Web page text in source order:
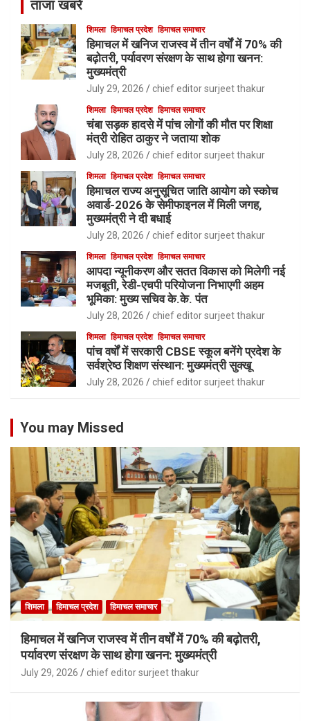
ताजा खबरें
शिमला हिमाचल प्रदेश हिमाचल समाचार
हिमाचल में खनिज राजस्व में तीन वर्षों में 70% की
बढ़ोतरी, पर्यावरण संरक्षण के साथ होगा खनन:
मुख्यमंत्री
July 29, 2026 chief editor surjeet thakur
शिमला हिमाचल प्रदेश हिमाचल समाचार
चंबा सड़क हादसे में पांच लोगों की मौत पर शिक्षा
मंत्री रोहित ठाकुर ने जताया शोक
July 28, 2026 chief editor surjeet thakur
शिमला हिमाचल प्रदेश हिमाचल समाचार
हिमाचल राज्य अनुसूचित जाति आयोग को स्कोच
अवार्ड-2026 के सेमीफाइनल में मिली जगह,
मुख्यमंत्री ने दी बधाई
July 28, 2026 chief editor surjeet thakur
शिमला हिमाचल प्रदेश हिमाचल समाचार
आपदा न्यूनीकरण और सतत विकास को मिलेगी नई
मजबूती, रेडी-एचपी परियोजना निभाएगी अहम
भूमिका: मुख्य सचिव के.के. पंत
July 28, 2026 chief editor surjeet thakur
शिमला हिमाचल प्रदेश हिमाचल समाचार
पांच वर्षों में सरकारी CBSE स्कूल बनेंगे प्रदेश के
सर्वश्रेष्ठ शिक्षण संस्थान: मुख्यमंत्री सुक्खू
July 28, 2026 chief editor surjeet thakur
You may Missed
शिमला हिमाचल प्रदेश हिमाचल समाचार
हिमाचल में खनिज राजस्व में तीन वर्षों में 70% की बढ़ोतरी,
पर्यावरण संरक्षण के साथ होगा खनन: मुख्यमंत्री
July 29, 2026 chief editor surjeet thakur